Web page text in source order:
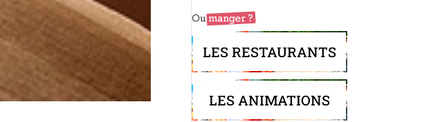
LES RESTAURANTS
LES ANIMATIONS